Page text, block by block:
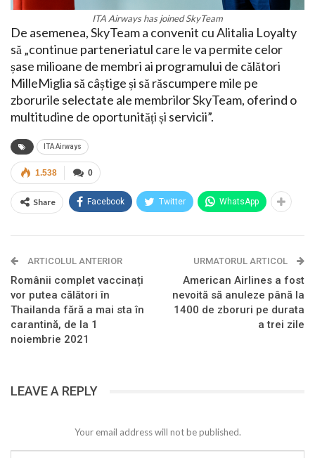
ITA Airways has joined SkyTeam
De asemenea, SkyTeam a convenit cu Alitalia Loyalty
să „continue parteneriatul care le va permite celor
șase milioane de membri ai programului de călători
MilleMiglia să câștige și să răscumpere mile pe
zborurile selectate ale membrilor SkyTeam, oferind o
multitudine de oportunități și servicii”.
ITA Airways
0
1.538
Share Facebook Twitter WhatsApp
ARTICOLUL ANTERIOR
Românii complet vaccinați
vor putea călători în
Thailanda fără a mai sta în
carantină, de la 1
noiembrie 2021
URMATORUL ARTICOL
American Airlines a fost
nevoită să anuleze până la
1400 de zboruri pe durata
a trei zile
LEAVE A REPLY
Your email address will not be published.